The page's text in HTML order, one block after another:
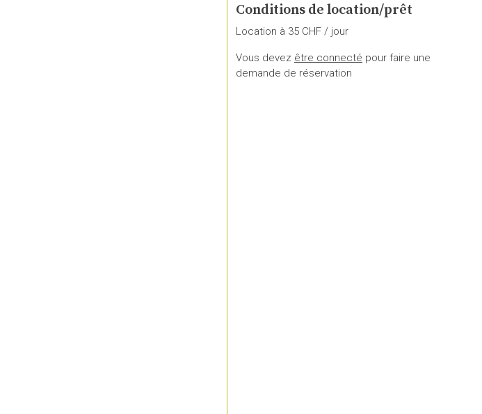
Conditions de location/prêt
Location à 35 CHF / jour
Vous devez être connecté pour faire une
demande de réservation